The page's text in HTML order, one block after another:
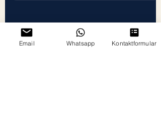
Email Whatsapp Kontaktformular